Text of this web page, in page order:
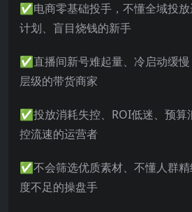
✅电商零基础投手，不懂全域投
计划、盲目烧钱的新手
✅直播间新号难起量、冷启动缓
层级的带货商家
✅投放消耗失控、ROI低迷、预算
控流速的运营者
✅不会筛选优质素材、不懂人群
度不足的操盘手